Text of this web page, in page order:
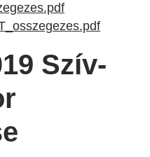
Szív-